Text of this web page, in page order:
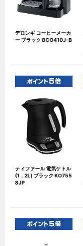
デロンギ コーヒーメーカ
ー ブラック BCO410J-B
ティファール 電気ケトル
(1．2L) ブラック KO755
8JP